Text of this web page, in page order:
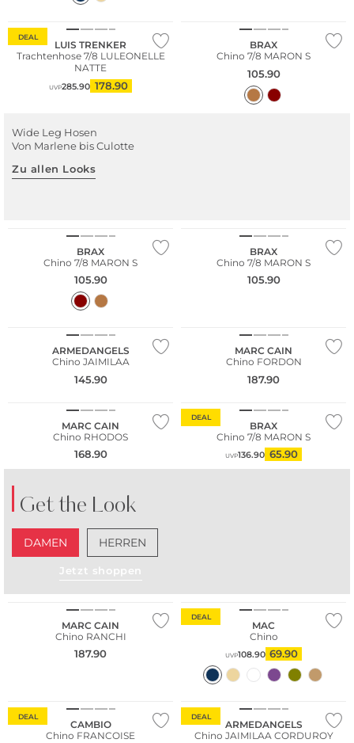
DEAL
LUIS TRENKER
Trachtenhose 7/8 LULEONELLE
NATTE
UVP285.90 178.90
BRAX
Chino 7/8 MARON S
105.90
Wide Leg Hosen
Von Marlene bis Culotte
Zu allen Looks
Blazer
Jetzt shoppen
Hose
Jetzt
BRAX
Chino 7/8 MARON S
105.90
BRAX
Chino 7/8 MARON S
105.90
ARMEDANGELS
Chino JAIMILAA
145.90
MARC CAIN
Chino FORDON
187.90
MARC CAIN
Chino RHODOS
168.90
DEAL
BRAX
Chino 7/8 MARON S
UVP136.90 65.90
Get the Look
DAMEN HERREN
Jetzt shoppen
MARC CAIN
Chino RANCHI
187.90
DEAL
MAC
Chino
UVP108.90 69.90
DEAL
CAMBIO
Chino FRANCOISE
DEAL
Nachhaltig
ARMEDANGELS
Chino JAIMILAA CORDUROY